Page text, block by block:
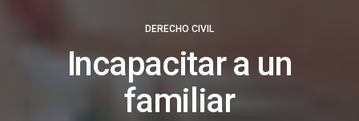
DERECHO CIVIL
Incapacitar a un
familiar